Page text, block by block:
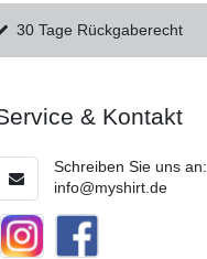
30 Tage Rückgaberecht
& Kontakt
Schreiben Sie uns an:
info@myshirt.de